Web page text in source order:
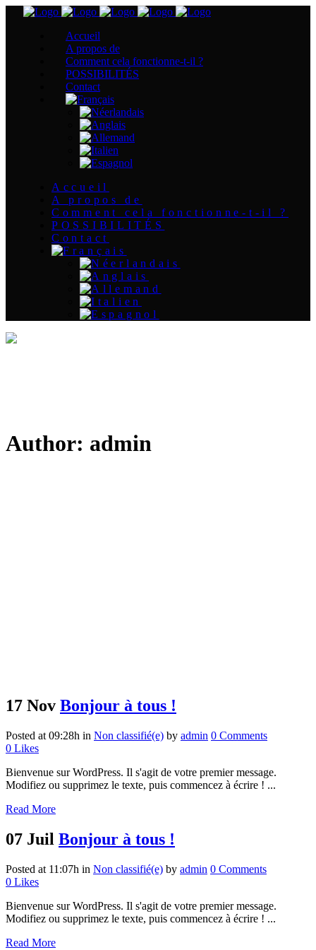
Accueil
A propos de
Comment cela fonctionne-t-il ?
POSSIBILITÉS
Contact
Accueil
A propos de
Comment cela fonctionne-t-il ?
POSSIBILITÉS
Contact
Author: admin
17 Nov Bonjour à tous !
Posted at 09:28h in Non classifié(e) by admin 0 Comments
0 Likes
Bienvenue sur WordPress. Il s'agit de votre premier message.
Modifiez ou supprimez le texte, puis commencez à écrire ! ...
Read More
07 Juil Bonjour à tous !
Posted at 11:07h in Non classifié(e) by admin 0 Comments
0 Likes
Bienvenue sur WordPress. Il s'agit de votre premier message.
Modifiez ou supprimez le texte, puis commencez à écrire ! ...
Read More